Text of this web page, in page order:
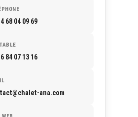
68 04 09 69
84 07 13 16
ana.com